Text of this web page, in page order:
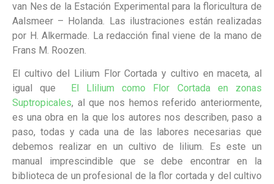
van Nes de la Estación Experimental para la floricultura de
Aalsmeer – Holanda. Las ilustraciones están realizadas
por H. Alkermade. La redacción final viene de la mano de
Frans M. Roozen.
El cultivo del Lilium Flor Cortada y cultivo en maceta, al
igual que
El Llilium como Flor Cortada en zonas
Suptropicales, al que nos hemos referido anteriormente,
es una obra en la que los autores nos describen, paso a
paso, todas y cada una de las labores necesarias que
debemos realizar en un cultivo de lilium. Es este un
manual imprescindible que se debe encontrar en la
biblioteca de un profesional de la flor cortada y del cultivo